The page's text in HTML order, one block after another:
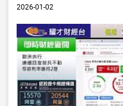
2026-01-02